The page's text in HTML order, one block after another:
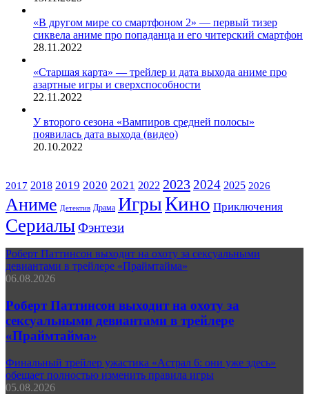
«В другом мире со смартфоном 2» — первый тизер
сиквела аниме про попаданца и его читерский смартфон
28.11.2022
«Старшая карта» — трейлер и дата выхода аниме про
азартные игры и сверхспособности
22.11.2022
У второго сезона «Вампиров средней полосы»
появилась дата выхода (видео)
20.10.2022
2017 2018 2019 2020 2021 2022 2023 2024 2025 2026
Аниме Детектив Драма ИгрыКино Приключения
СериалыФэнтези
Роберт Паттинсон выходит на охоту за сексуальными
девиантами в трейлере «Праймтайма»
06.08.2026
Роберт Паттинсон выходит на охоту за
сексуальными девиантами в трейлере
«Праймтайма»
Финальный трейлер ужастика «Астрал 6: они уже здесь»
обещает полностью изменить правила игры
05.08.2026